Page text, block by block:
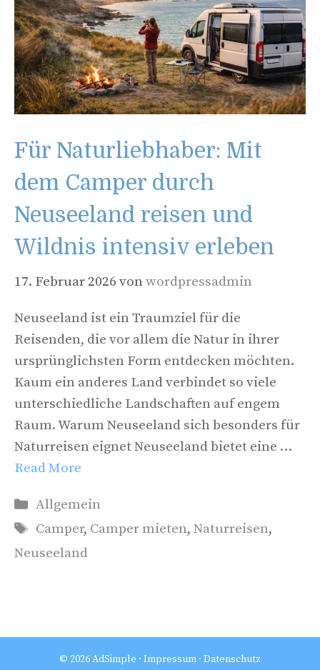
Für Naturliebhaber: Mit
dem Camper durch
Neuseeland reisen und
Wildnis intensiv erleben
17. Februar 2026 von wordpressadmin
Neuseeland ist ein Traumziel für die
Reisenden, die vor allem die Natur in ihrer
ursprünglichsten Form entdecken möchten.
Kaum ein anderes Land verbindet so viele
unterschiedliche Landschaften auf engem
Raum. Warum Neuseeland sich besonders für
Naturreisen eignet Neuseeland bietet eine …
Read More
Kategorien
Allgemein
Schlagwörter
Camper, Camper mieten,Naturreisen,
Neuseeland
© 2026 AdSimple · Impressum · Datenschutz